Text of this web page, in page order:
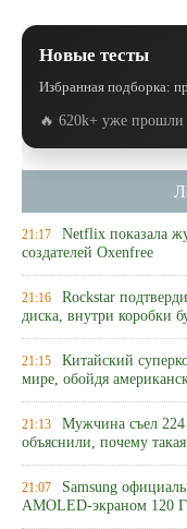
Новые тесты
Избранная подборка:
🔥 620k+ уже прошли
21:17 Netflix показала
создателей Oxenfree
21:16 Rockstar
диска, внутри коробки
21:15 Китайский
мире, обойдя
21:13 Мужчина съел 224
объяснили, почему
21:07 Samsung
AMOLED-экраном 120